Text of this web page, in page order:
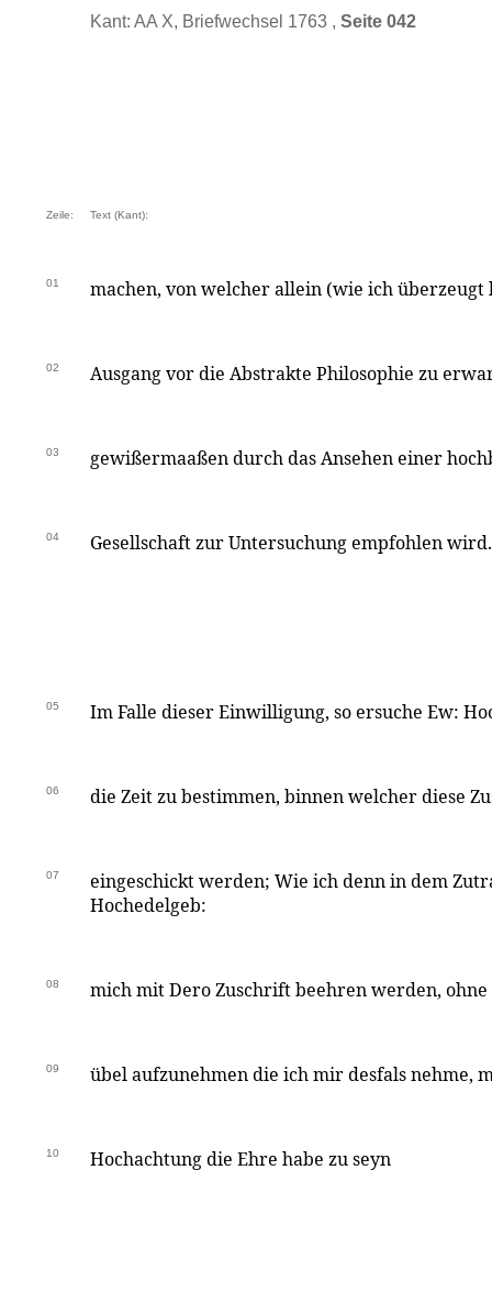
Kant: AA X, Briefwechsel 1763 , Seite 042
Zeile: Text (Kant):
01 machen, von welcher allein (wie ich
02 Ausgang vor die Abstrakte Philosophie zu
03 gewißermaaßen durch das Ansehen einer
04 Gesellschaft zur Untersuchung empfohlen wird.
05 Im Falle dieser Einwilligung, so ersuche Ew:
06 die Zeit zu bestimmen, binnen welcher diese
07
eingeschickt werden; Wie ich denn in dem
Hochedelgeb:
08 mich mit Dero Zuschrift beehren werden,
09 übel aufzunehmen die ich mir desfals nehme,
10 Hochachtung die Ehre habe zu seyn